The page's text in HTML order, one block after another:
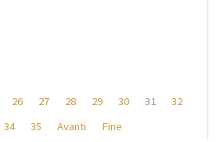
26 27 28 29 30 31
32
34 35 Avanti Fine